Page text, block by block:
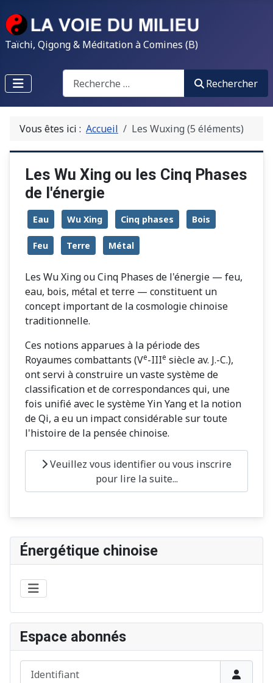
Taïchi, Qigong & Méditation à Comines (B)
Search
Rechercher
Vous êtes ici : Accueil Les Wuxing (5 éléments)
Les Wu Xing ou les Cinq Phases
de l'énergie
Eau Wu Xing Cinq phases Bois
Feu Terre Métal
Les Wu Xing ou Cinq Phases de l'énergie — feu,
eau, bois, métal et terre — constituent un
concept important de la cosmologie chinoise
traditionnelle.
Ces notions apparues à la période des
Royaumes combattants (Ve-IIIe siècle av. J.-C.),
ont servi à construire un vaste système de
classification et de correspondances qui, une
fois unifié avec le système Yin Yang et la notion
de Qi, a eu un impact considérable sur toute
l'histoire de la pensée chinoise.
Veuillez vous identifier ou vous inscrire
pour lire la suite...
Énergétique chinoise
Espace abonnés
Identifiant